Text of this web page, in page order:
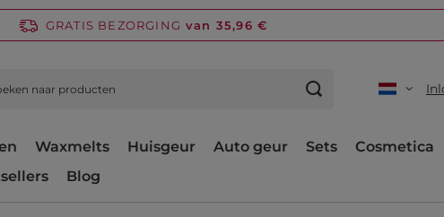
GRATIS BEZORGING van 35,96 €
Waxmelts Huisgeur Auto geur Sets Cosmetica
Blog